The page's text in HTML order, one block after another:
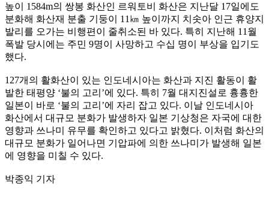
높이 1584m의 쌍봉 화산인 르워토비 화산은 지난달 17일에도
분화해 화산재 분출 기둥이 11㎞ 높이까지 치솟아 인근 휴양지
발리를 오가는 비행편이 줄취소된 바 있다. 특히 지난해 11월
폭발 당시에는 주민 9명이 사망하고 수십 명이 부상을 입기도
했다.
127개의 활화산이 있는 인도네시아는 화산과 지진 활동이 활
발한 태평양 ‘불의 고리’에 있다. 특히 7월 대지진설로 흉흉한
일본이 바로 ‘불의 고리’에 자리 잡고 있다. 이날 인도네시아
화산에서 대규모 분화가 발생하자 일본 기상청은 자국에 대한
영향과 쓰나미 유무를 확인하고 있다고 밝혔다. 이처럼 화산의
대규모 분화가 일어나면 기압파에 의한 쓰나미가 발생해 일본
에 영향을 미칠 수 있다.
박종익 기자